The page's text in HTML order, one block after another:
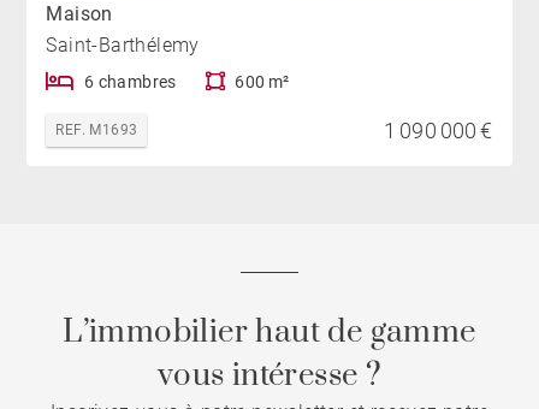
Maison
Saint-Barthélemy
6 chambres 600 m²
REF. M1693 1 090 000 €
L’immobilier haut de gamme
vous intéresse ?